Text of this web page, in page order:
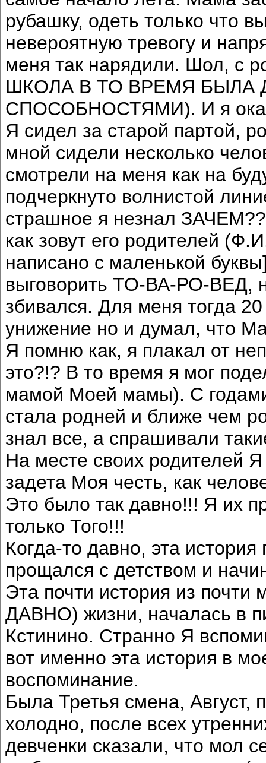
рубашку, одеть только что
невероятную тревогу и
меня так нарядили. Шол, с
ШКОЛА В ТО ВРЕМЯ БЫЛА
СПОСОБНОСТЯМИ). И я
Я сидел за старой партой,
мной сидели несколько
смотрели на меня как на
подчеркнуто волнистой
страшное я незнал
как зовут его родителей
написано с маленькой
выговорить ТО-ВА-РО-ВЕД,
збивался. Для меня тогда
унижение но и думал, что
Я помню как, я плакал от
это?!? В то время я мог
мамой Моей мамы). С
стала родней и ближе чем
знал все, а спрашивали
На месте своих родителей
задета Моя честь, как
Это было так давно!!! Я их
только Того!!!
Когда-то давно, эта
прощался с детством и
Эта почти история из
ДАВНО) жизни, началась в
Кстинино. Странно Я
вот именно эта история в
воспоминание.
Была Третья смена,
холодно, после всех
девченки сказали, что мол